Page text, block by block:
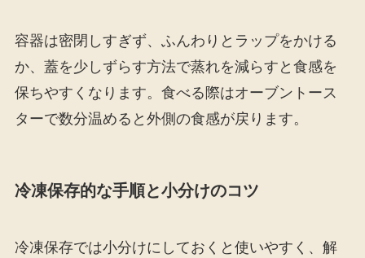
容器は密閉しすぎず、ふんわりとラップをかける
か、蓋を少しずらす方法で蒸れを減らすと食感を
保ちやすくなります。食べる際はオーブントース
ターで数分温めると外側の食感が戻ります。
冷凍保存的な手順と小分けのコツ
冷凍保存では小分けにしておくと使いやすく、解